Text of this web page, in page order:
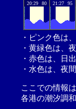
20:29
80
21:27
95
・ピンク色は
・黄緑色は、
・赤色は、日
・水色は、夜
ここでの情報
各港の潮汐調